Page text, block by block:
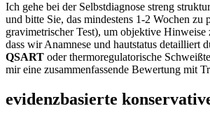
Ich gehe ‌bei⁣ der ⁢Selbstdiagnose streng
‌und bitte Sie, das mindestens 1-2 Wochen zu
gravimetrischer Test), um objektive Hinweise
dass wir Anamnese und hautstatus ​detailliert
QSART oder thermoregulatorische
mir eine zusammenfassende Bewertung mit
evidenzbasierte